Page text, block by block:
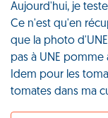
Aujourd'hui, je
Ce n'est qu'en
que la photo
pas à UNE pomme
Idem pour les
tomates dans ma